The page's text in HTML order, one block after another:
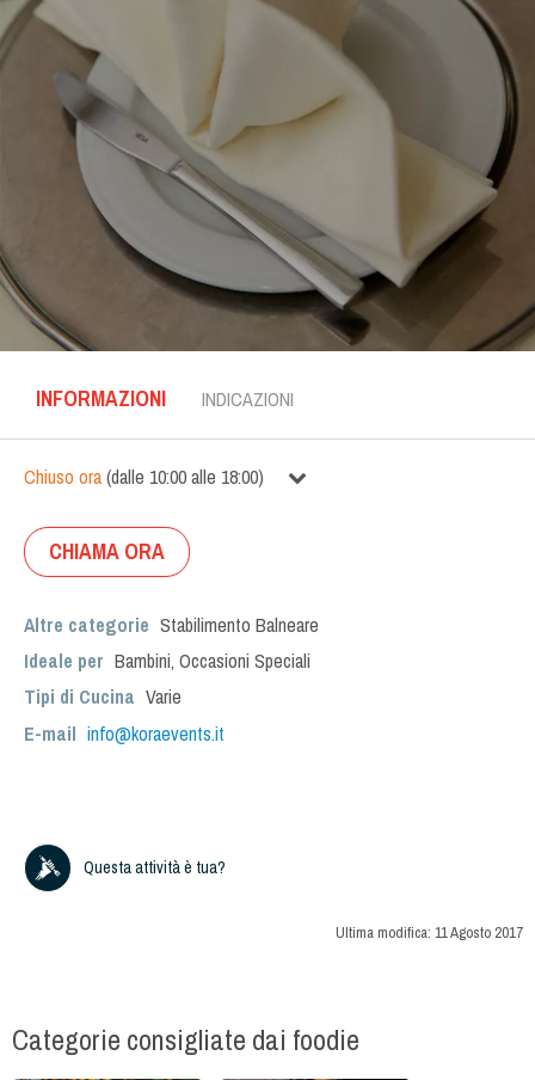
INFORMAZIONI INDICAZIONI
Chiuso ora(dalle 10:00alle 18:00)
CHIAMA ORA
Altre categorie Stabilimento Balneare
Ideale per Bambini, Occasioni Speciali
Tipi di Cucina Varie
E-mail info@koraevents.it
Questa attività è tua?
Ultima modifica: 11 Agosto 2017
Categorie consigliate dai foodie